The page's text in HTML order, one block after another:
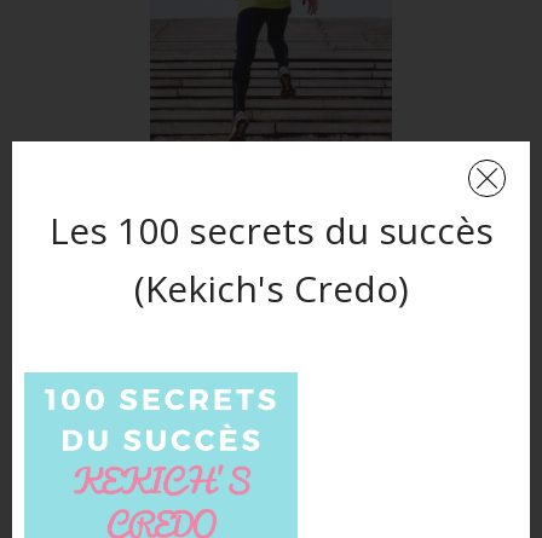
TRAVAILLER SUR VOTRE
OBJECTIF PAR ÉTAPE
Donc, la seconde étape va être de planifier des
étapes intermédiaires.
Vous allez devoir découper votre objectif principal en
Les 100 secrets du succès
(Kekich's Credo)